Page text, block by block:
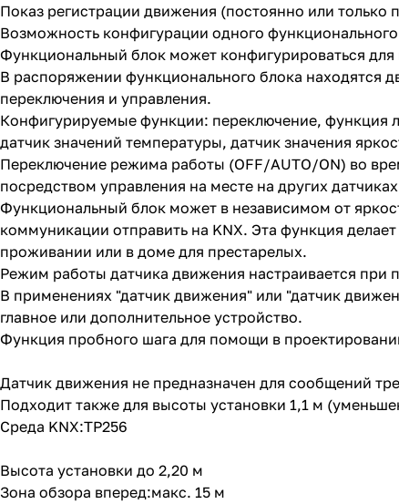
Показ регистрации движения (постоянно или только
Возможность конфигурации одного
Функциональный блок может конфигурироваться
В распоряжении функционального блока находятся
переключения и управления.
Конфигурируемые функции: переключение, функция
датчик значений температуры, датчик значения
Переключение режима работы (OFF/AUTO/ON) во
посредством управления на месте на других
Функциональный блок может в независимом от
коммуникации отправить на KNX. Эта функция
проживании или в доме для престарелых.
Режим работы датчика движения настраивается при
В применениях "датчик движения" или "датчик
главное или дополнительное устройство.
Функция пробного шага для помощи в
Датчик движения не предназначен для сообщений
Подходит также для высоты установки 1,1 м
Среда KNX:TP256
Высота установки до 2,20 м
Зона обзора вперед:макс. 15 м